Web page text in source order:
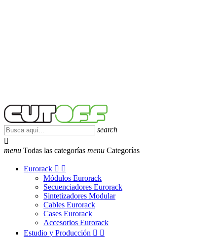
search

menu Todas las categorías menu Categorías
Eurorack  
Módulos Eurorack
Secuenciadores Eurorack
Sintetizadores Modular
Cables Eurorack
Cases Eurorack
Accesorios Eurorack
Estudio y Producción  